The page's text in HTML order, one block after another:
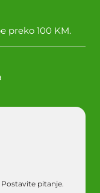
preko 100 KM.
pitanje.